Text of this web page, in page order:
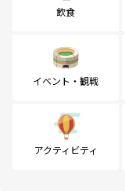
飲食
イベント・観戦
アクティビティ